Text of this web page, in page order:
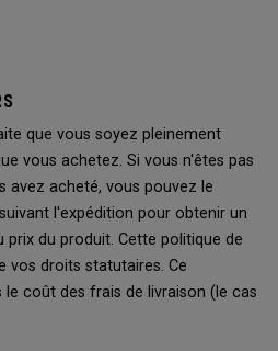
que vous soyez pleinement
vous achetez. Si vous n'êtes pas
avez acheté, vous pouvez le
l'expédition pour obtenir un
du produit. Cette politique de
vos droits statutaires. Ce
coût des frais de livraison (le cas